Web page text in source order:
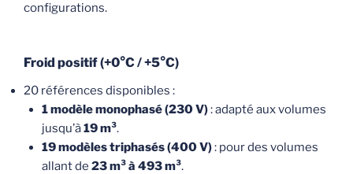
configurations.
Froid positif (+0°C / +5°C)
20 références disponibles :
1 modèle monophasé (230 V): adapté aux volumes
jusqu’à19 m³.
19 modèles triphasés (400 V): pour des volumes
allant de 23 m³ à 493 m³.